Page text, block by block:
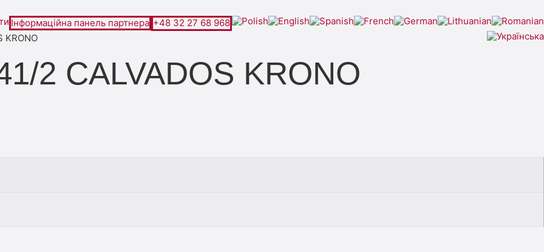
Інформаційна панель партнера +48 32 27 68 968
KRONO
2 CALVADOS KRONO